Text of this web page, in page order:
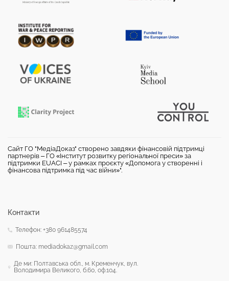
Сайт ГО "МедіаДоказ" створено завдяки фінансовій підтримці
партнерів – ГО «Інститут розвитку регіональної преси» за
підтримки EUACI – у рамках проєкту «Допомога у створенні і
фінансова підтримка під час війни»".
Контакти
Телефон: +380 961485574
Пошта: mediadokaz@gmail.com
Де ми: Полтавська обл., м. Кременчук, вул.
Володимира Великого, б.60, оф.104.